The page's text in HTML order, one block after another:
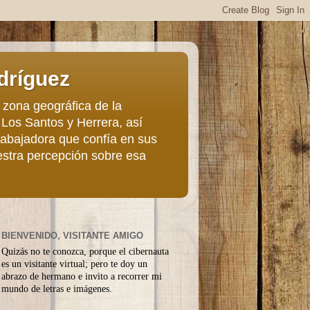
geográfica de la
Santos y Herrera, así
que confía en sus
percepción sobre esa
BIENVENIDO, VISITANTE AMIGO
Quizás no te conozca, porque el cibernauta
es un visitante virtual; pero te doy un
abrazo de hermano e invito a recorrer mi
mundo de letras e imágenes.